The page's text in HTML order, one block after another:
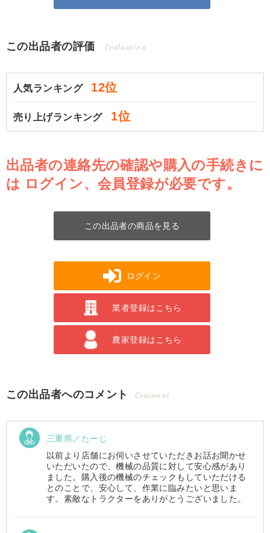
この出品者の評価 Evaluation
人気ランキング 12位
売り上げランキング 1位
出品者の連絡先の確認や購入の手続きに
は ログイン、会員登録が必要です。
この出品者の商品を見る
ログイン
業者登録はこちら
農家登録はこちら
この出品者へのコメント Comment
三重県／たーじ
以前より店舗にお伺いさせていただきお話お聞かせ
いただいたので、機械の品質に対して安心感があり
ました。購入後の機械のチェックもしていただける
とのことで、安心して、作業に臨みたいと思いま
す。素敵なトラクターをありがとうございました。